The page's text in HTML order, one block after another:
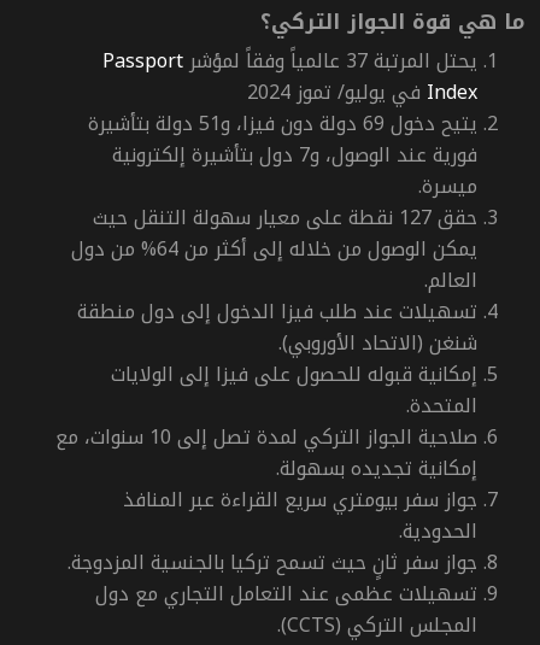
ما هي قوة الجواز التركي؟
يحتل المرتبة 37 عالمياً وفقاً لمؤشر
Passport
Index في يوليو/ تموز 2024
يتيح دخول 69 دولة دون فيزا، و51 دولة بتأشيرة
فورية عند الوصول، و7 دول بتأشيرة إلكترونية
ميسرة.
حقق 127 نقطة على معيار سهولة التنقل حيث
يمكن الوصول من خلاله إلى أكثر من 64% من دول
العالم.
تسهيلات عند طلب فيزا الدخول إلى دول منطقة
شنغن (الاتحاد الأوروبي).
إمكانية قبوله للحصول على فيزا إلى الولايات
المتحدة.
صلاحية الجواز التركي لمدة تصل إلى 10 سنوات، مع
إمكانية تجديده بسهولة.
جواز سفر بيومتري سريع القراءة عبر المنافذ
الحدودية.
جواز سفر ثانٍ حيث تسمح تركيا بالجنسية المزدوجة.
تسهيلات عظمى عند التعامل التجاري مع دول
المجلس التركي (CCTS
).